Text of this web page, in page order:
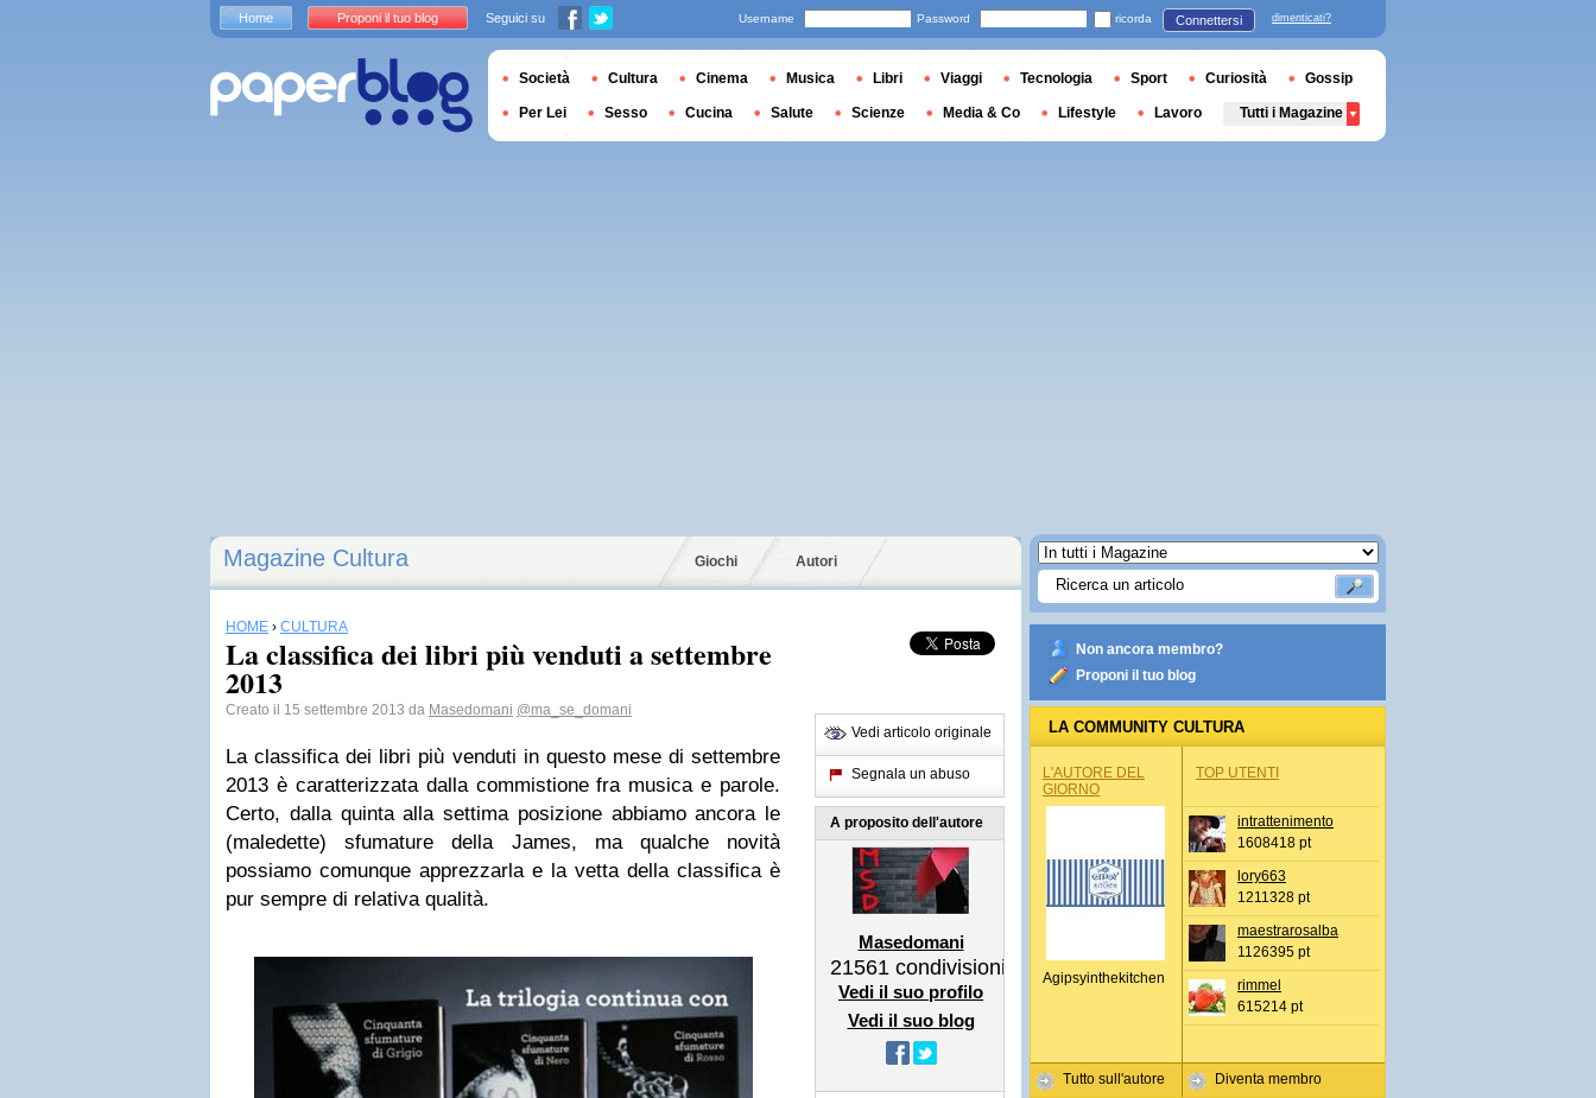
Magazine Cultura Giochi Autori
HOME › CULTURA
La classifica dei libri più venduti a settembre
2013
Creato il 15 settembre 2013 da Masedomani @ma_se_domani
La classifica dei libri più venduti in questo mese di settembre
2013 è caratterizzata dalla commistione fra musica e parole.
Certo, dalla quinta alla settima posizione abbiamo ancora le
(maledette) sfumature della James, ma qualche novità
possiamo comunque apprezzarla e la vetta della classifica è
pur sempre di relativa qualità.
Vedi articolo originale
Segnala un abuso
A proposito dell'autore
Masedomani
21561 condivisioni
Vedi il suo profilo
Vedi il suo blog
Non ancora membro?
Proponi il tuo blog
LA COMMUNITY CULTURA
L'AUTORE DEL
GIORNO
Agipsyinthekitchen
Tutto sull'autore
TOP UTENTI
intrattenimento
1608418 pt
lory663
1211328 pt
maestrarosalba
1126395 pt
rimmel
615214 pt
Diventa membro
Home Proponi il tuo blog Seguici su Username Password ricorda Connettersi dimenticati?
Società Cultura Cinema Musica Libri Viaggi Tecnologia Sport Curiosità Gossip
Per Lei Sesso Cucina Salute Scienze Media & Co Lifestyle Lavoro Tutti i Magazine